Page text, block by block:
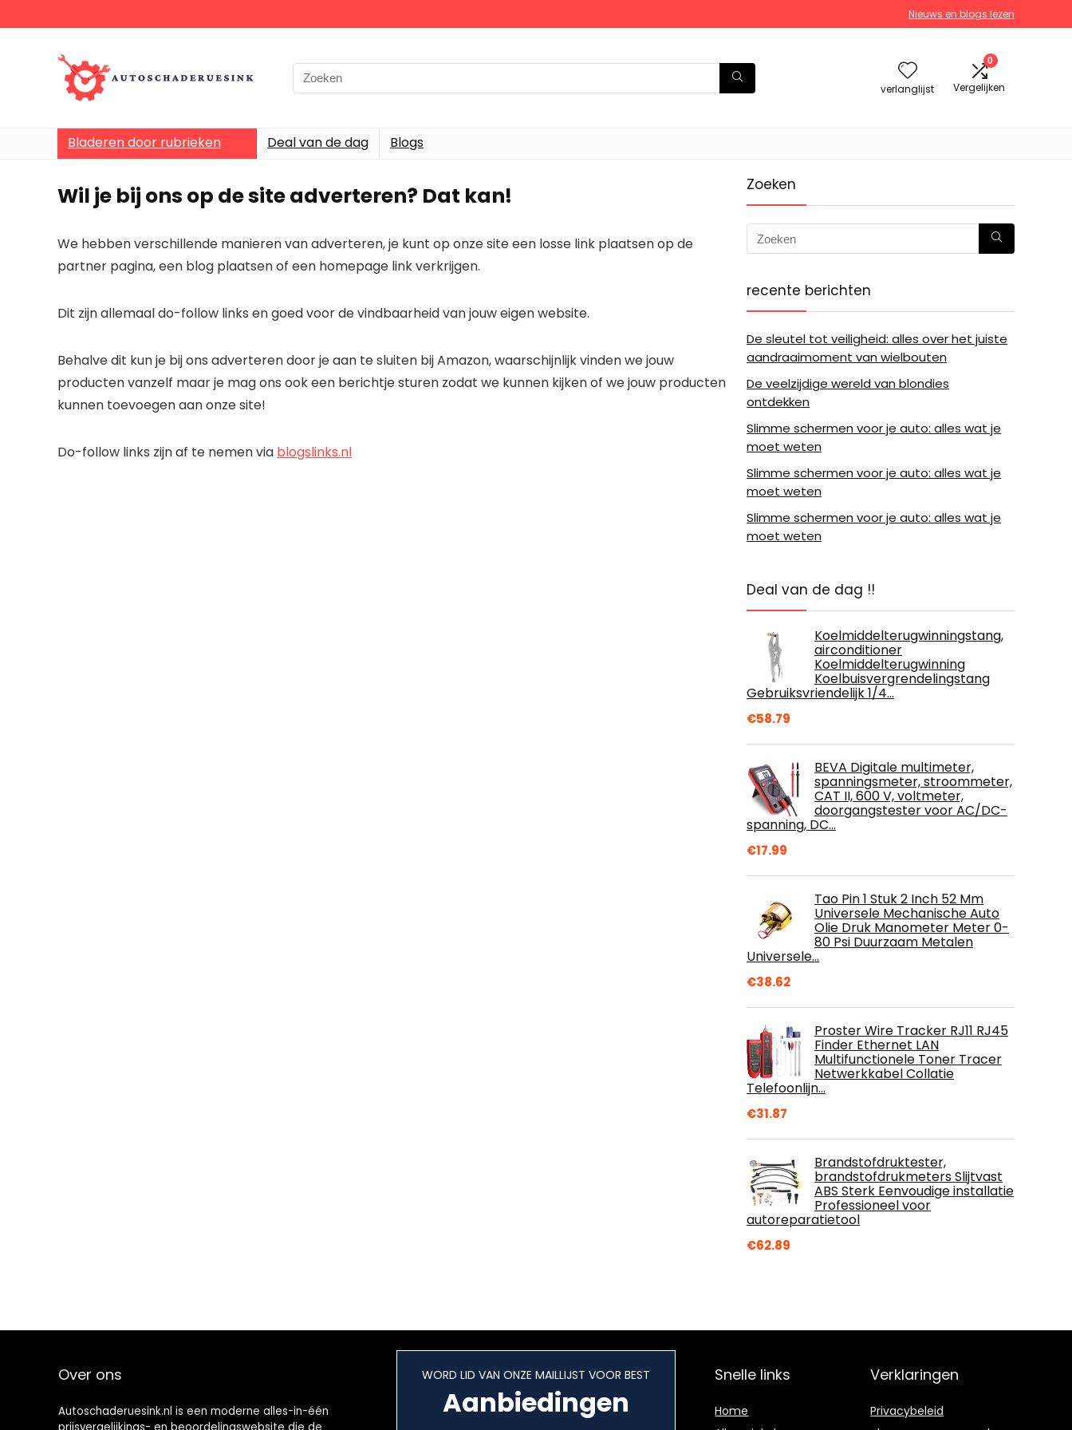
Nieuws en blogs lezen
verlanglijst
0
Vergelijken
Bladeren door rubrieken Deal van de dag Blogs
Wil je bij ons op de site adverteren? Dat kan!
We hebben verschillende manieren van adverteren, je kunt op onze site een losse link plaatsen op de
partner pagina, een blog plaatsen of een homepage link verkrijgen.
Dit zijn allemaal do-follow links en goed voor de vindbaarheid van jouw eigen website.
Behalve dit kun je bij ons adverteren door je aan te sluiten bij Amazon, waarschijnlijk vinden we jouw
producten vanzelf maar je mag ons ook een berichtje sturen zodat we kunnen kijken of we jouw producten
kunnen toevoegen aan onze site!
Do-follow links zijn af te nemen via blogslinks.nl
Zoeken
recente berichten
De sleutel tot veiligheid: alles over het juiste
aandraaimoment van wielbouten
De veelzijdige wereld van blondies
ontdekken
Slimme schermen voor je auto: alles wat je
moet weten
Slimme schermen voor je auto: alles wat je
moet weten
Slimme schermen voor je auto: alles wat je
moet weten
Deal van de dag !!
Koelmiddelterugwinningstang,
airconditioner
Koelmiddelterugwinning
Koelbuisvergrendelingstang
Gebruiksvriendelijk 1/4…
€58.79
BEVA Digitale multimeter,
spanningsmeter, stroommeter,
CAT II, 600 V, voltmeter,
doorgangstester voor AC/DC-
spanning, DC…
€17.99
Tao Pin 1 Stuk 2 Inch 52 Mm
Universele Mechanische Auto
Olie Druk Manometer Meter 0-
80 Psi Duurzaam Metalen
Universele…
€38.62
Proster Wire Tracker RJ11 RJ45
Finder Ethernet LAN
Multifunctionele Toner Tracer
Netwerkkabel Collatie
Telefoonlijn…
€31.87
Brandstofdruktester,
brandstofdrukmeters Slijtvast
ABS Sterk Eenvoudige installatie
Professioneel voor
autoreparatietool
€62.89
Over ons
Autoschaderuesink.nl is een moderne alles-in-één
WORD LID VAN ONZE MAILLIJST VOOR BEST
Aanbiedingen
Snelle links
Home
Verklaringen
Privacybeleid